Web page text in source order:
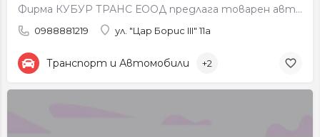
Фирма КУБУР ТРАНС ЕООД предлага товарен автомобилен транспорт.
0988881219 ул. "Цар Борис III" 11а
Транспорт и Автомобили +2